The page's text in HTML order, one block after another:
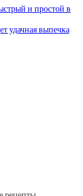
и простой в
удачная выпечка